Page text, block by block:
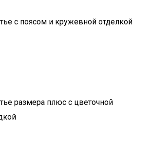
с поясом и кружевной отделкой
размера плюс с цветочной